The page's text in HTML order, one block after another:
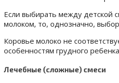
Если выбирать между детской
молоком, то, однозначно, выбор
Коровье молоко не
особенностям грудного
Лечебные (сложные) смеси